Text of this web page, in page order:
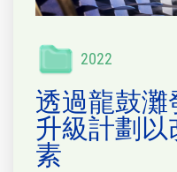
2022
透過龍鼓灘
升級計劃以
素